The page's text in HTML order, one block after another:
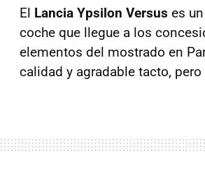
El Lancia Ypsilon Versus es
coche que llegue a los
elementos del mostrado en
calidad y agradable tacto,